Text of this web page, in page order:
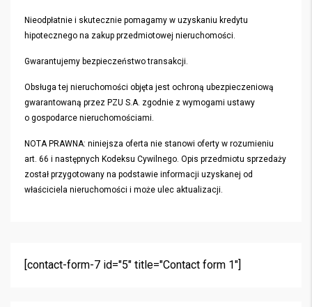
Nieodpłatnie i skutecznie pomagamy w uzyskaniu kredytu
hipotecznego na zakup przedmiotowej nieruchomości.
Gwarantujemy bezpieczeństwo transakcji.
Obsługa tej nieruchomości objęta jest ochroną ubezpieczeniową
gwarantowaną przez PZU S.A. zgodnie z wymogami ustawy
o gospodarce nieruchomościami.
NOTA PRAWNA: niniejsza oferta nie stanowi oferty w rozumieniu
art. 66 i następnych Kodeksu Cywilnego. Opis przedmiotu sprzedaży
został przygotowany na podstawie informacji uzyskanej od
właściciela nieruchomości i może ulec aktualizacji.
[contact-form-7 id="5" title="Contact form 1"]